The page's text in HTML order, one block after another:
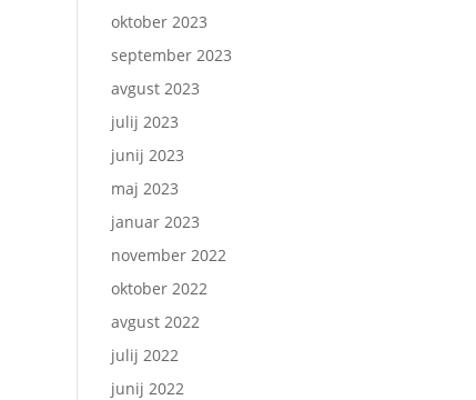
oktober 2023
september 2023
avgust 2023
julij 2023
junij 2023
maj 2023
januar 2023
november 2022
oktober 2022
avgust 2022
julij 2022
junij 2022